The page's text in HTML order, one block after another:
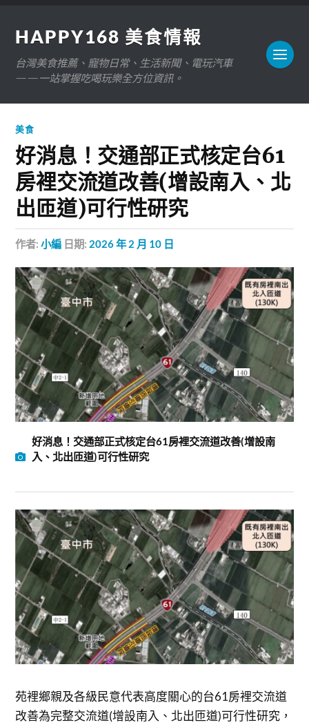
HAPPY168 美食情報
台灣美食推薦、寵物日常、生活新聞、電玩汽車
——一站掌握吃喝玩樂全方位資訊。
美食
好消息！交通部正式核定台61
房裡交流道改善(增設南入、北
出匝道)可行性研究
作者:小編 日期: 2026 年 2 月 10 日
好消息！交通部正式核定台61房裡交流道改善(增設南
入、北出匝道)可行性研究
苑裡鄉親及各級民意代表高度關心的台61房裡交流道
改善為完整交流道(增設南入、北出匝道)可行性研究，